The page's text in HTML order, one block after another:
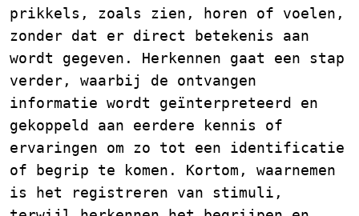
prikkels, zoals zien, horen of voelen,
zonder dat er direct betekenis aan
wordt gegeven. Herkennen gaat een stap
verder, waarbij de ontvangen
informatie wordt geïnterpreteerd en
gekoppeld aan eerdere kennis of
ervaringen om zo tot een identificatie
of begrip te komen. Kortom, waarnemen
is het registreren van stimuli,